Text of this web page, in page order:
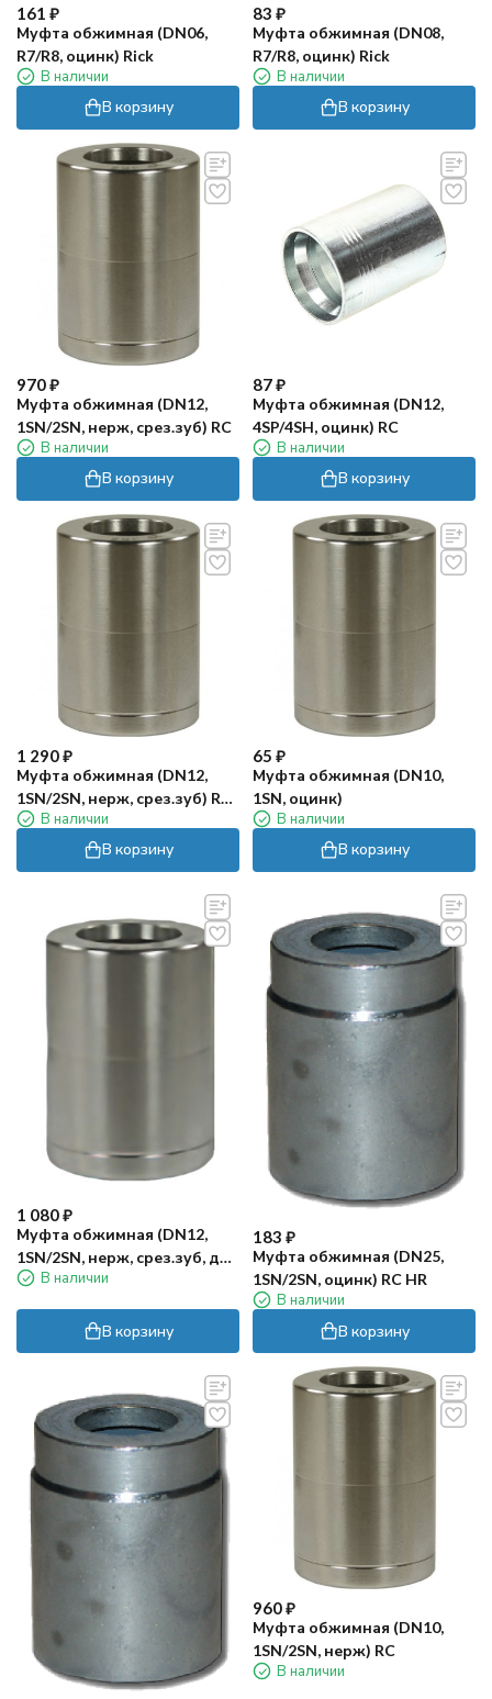
161 ₽
Муфта обжимная (DN06,
R7/R8, оцинк) Rick
В наличии
В корзину
83 ₽
Муфта обжимная (DN08,
R7/R8, оцинк) Rick
В наличии
В корзину
970₽
Муфта обжимная (DN12,
1SN/2SN, нерж, срез.зуб) RC
В наличии
В корзину
87₽
Муфта обжимная (DN12,
4SP/4SH, оцинк) RC
В наличии
В корзину
1 290₽
Муфта обжимная (DN12,
1SN/2SN, нерж, срез.зуб) RC-
HR В наличии
В корзину
65 ₽
Муфта обжимная (DN10,
1SN, оцинк)
В наличии
В корзину
1 080₽
Муфта обжимная (DN12,
1SN/2SN, нерж, срез.зуб, для
AF) RCВ наличии
В корзину
183 ₽
Муфта обжимная (DN25,
1SN/2SN, оцинк) RC HR
В наличии
В корзину
960₽
Муфта обжимная (DN10,
1SN/2SN, нерж) RC
В наличии